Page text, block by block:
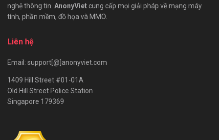
nghệ thông tin. AnonyViet cung cấp mọi giải pháp về mạng máy
tính, phần mềm, đồ họa và MMO.
Liên hệ
Email: support[@]anonyviet.com
1409 Hill Street #01-01A
Old Hill Street Police Station
Singapore 179369